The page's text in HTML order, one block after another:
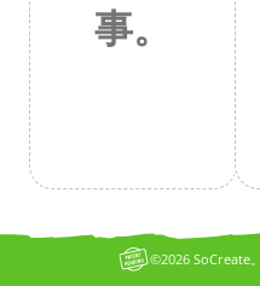
事。
©2026 SoCreate